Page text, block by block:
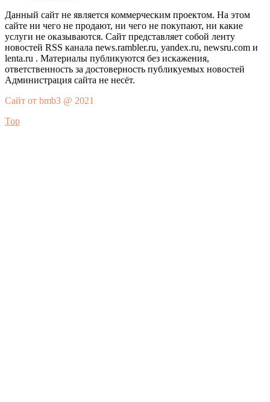
Данный сайт не является коммерческим проектом. На этом
сайте ни чего не продают, ни чего не покупают, ни какие
услуги не оказываются. Сайт представляет собой ленту
новостей RSS канала news.rambler.ru, yandex.ru, newsru.com и
lenta.ru . Материалы публикуются без искажения,
ответственность за достоверность публикуемых новостей
Администрация сайта не несёт.
Сайт от bmb3 @ 2021
Top